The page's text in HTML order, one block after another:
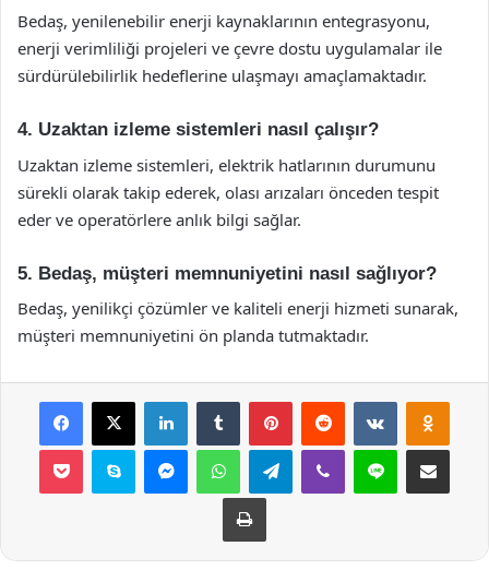
Bedaş, yenilenebilir enerji kaynaklarının entegrasyonu,
enerji verimliliği projeleri ve çevre dostu uygulamalar ile
sürdürülebilirlik hedeflerine ulaşmayı amaçlamaktadır.
4. Uzaktan izleme sistemleri nasıl çalışır?
Uzaktan izleme sistemleri, elektrik hatlarının durumunu
sürekli olarak takip ederek, olası arızaları önceden tespit
eder ve operatörlere anlık bilgi sağlar.
5. Bedaş, müşteri memnuniyetini nasıl sağlıyor?
Bedaş, yenilikçi çözümler ve kaliteli enerji hizmeti sunarak,
müşteri memnuniyetini ön planda tutmaktadır.
Facebook
X LinkedInTumblr PinterestReddit VKontakte
Pocket Skype MessengerWhatsAppTelegramViber Line E-Posta ile
Yazdır